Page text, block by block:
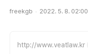
freekgb 2022. 5. 8. 02:00
http://www.veatlaw.kr